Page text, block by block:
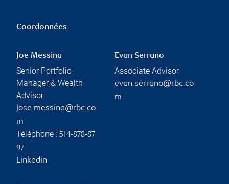
Coordonnées
Joe Messina
Senior Portfolio
Manager & Wealth
Advisor
jose.messina@rbc.co
m
Téléphone : 514-878-87
97
Linkedin
Evan Serrano
Associate Advisor
evan.serrano@rbc.co
m